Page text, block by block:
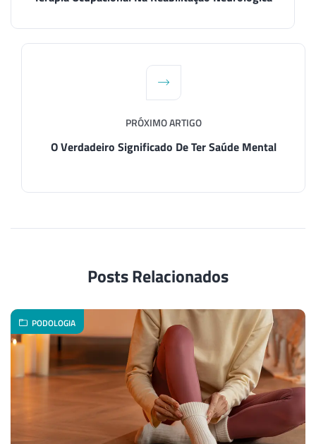
PRÓXIMO ARTIGO
O Verdadeiro Significado De Ter Saúde Mental
Posts Relacionados
PODOLOGIA